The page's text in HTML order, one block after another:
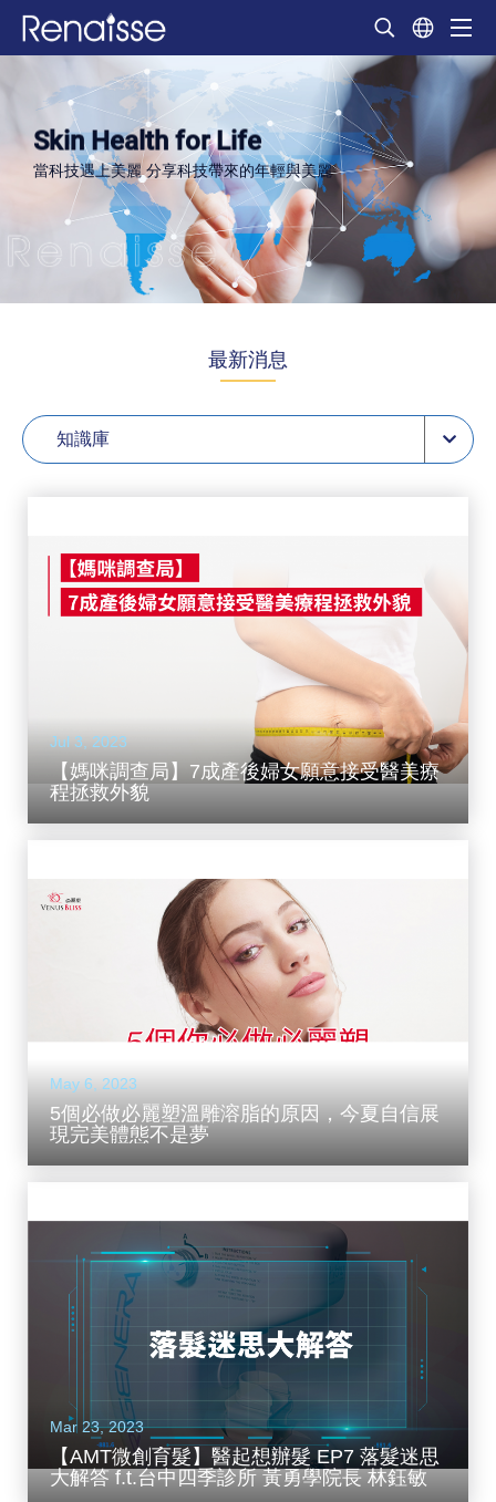
Skin Health for Life
當科技遇上美麗 分享科技帶來的年輕與美麗
最新消息
知識庫
Jul 3, 2023
【媽咪調查局】7成產後婦女願意接受醫美療
程拯救外貌
May 6, 2023
5個必做必麗塑溫雕溶脂的原因，今夏自信展
現完美體態不是夢
Mar 23, 2023
【AMT微創育髮】醫起想辦髮 EP7 落髮迷思
大解答 f.t.台中四季診所 黃勇學院長 林鈺敏